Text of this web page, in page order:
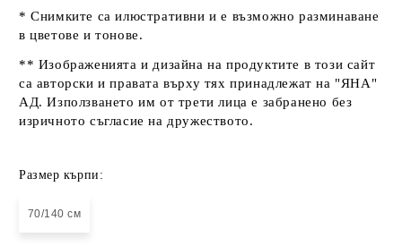
* Снимките са илюстративни и е възможно разминаване
в цветове и тонове.
** Изображенията и дизайна на продуктите в този сайт
са авторски и правата върху тях принадлежат на "ЯНА"
АД. Използването им от трети лица е забранено без
изричното съгласие на дружеството.
Размер кърпи:
70/140 см